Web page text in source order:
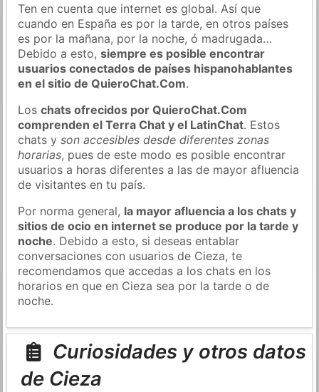
Ten en cuenta que internet es global. Así que
cuando en España es por la tarde, en otros países
es por la mañana, por la noche, ó madrugada…
Debido a esto,siempre es posible encontrar
usuarios conectados de países hispanohablantes
en el sitio de QuieroChat.Com.
Loschats ofrecidos por QuieroChat.Com
comprenden el Terra Chat y el LatinChat. Estos
chats yson accesibles desde diferentes zonas
horarias, pues de este modo es posible encontrar
usuarios a horas diferentes a las de mayor afluencia
de visitantes en tu país.
Por norma general, la mayor afluencia a los chats y
sitios de ocio en internet se produce por la tarde y
noche. Debido a esto, si deseas entablar
conversaciones con usuarios de Cieza, te
recomendamos que accedas a los chats en los
horarios en que en Cieza sea por la tarde o de
noche.
Curiosidades y otros datos
de Cieza